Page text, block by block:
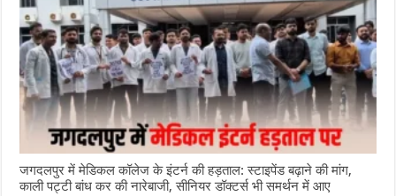
जगदलपुर में मेडिकल कॉलेज के इंटर्न की हड़ताल: स्टाइपेंड बढ़ाने की मांग,
काली पट्टी बांध कर की नारेबाजी, सीनियर डॉक्टर्स भी समर्थन में आए